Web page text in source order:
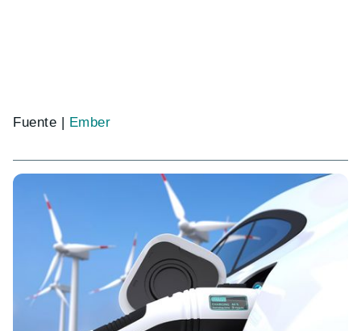
Fuente | Ember